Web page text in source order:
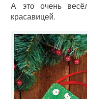
А это очень
красавицей.